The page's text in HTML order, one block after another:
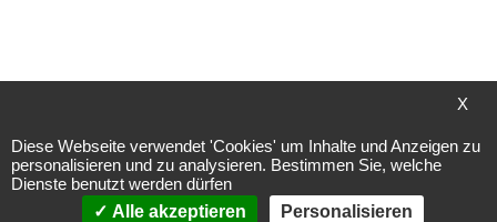
Meine Wunschliste
Sie haben keine Artikel auf Ihrer Wunschliste.
X
Diese Webseite verwendet 'Cookies' um Inhalte und Anzeigen zu
personalisieren und zu analysieren. Bestimmen Sie, welche
Dienste benutzt werden dürfen
Alle akzeptieren
Personalisieren